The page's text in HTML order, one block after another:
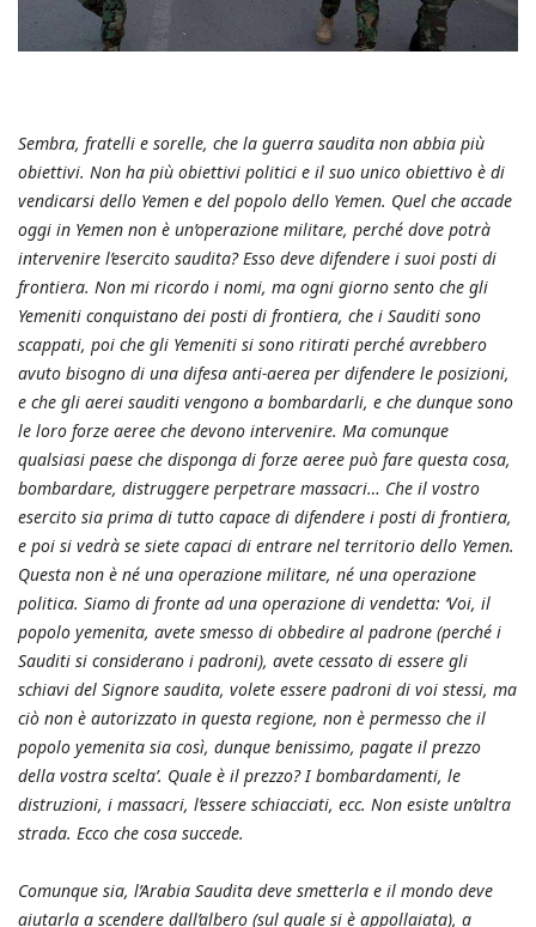
Sembra, fratelli e sorelle, che la guerra saudita non abbia più
obiettivi. Non ha più obiettivi politici e il suo unico obiettivo è di
vendicarsi dello Yemen e del popolo dello Yemen. Quel che accade
oggi in Yemen non è un’operazione militare, perché dove potrà
intervenire l’esercito saudita? Esso deve difendere i suoi posti di
frontiera. Non mi ricordo i nomi, ma ogni giorno sento che gli
Yemeniti conquistano dei posti di frontiera, che i Sauditi sono
scappati, poi che gli Yemeniti si sono ritirati perché avrebbero
avuto bisogno di una difesa anti-aerea per difendere le posizioni,
e che gli aerei sauditi vengono a bombardarli, e che dunque sono
le loro forze aeree che devono intervenire. Ma comunque
qualsiasi paese che disponga di forze aeree può fare questa cosa,
bombardare, distruggere perpetrare massacri… Che il vostro
esercito sia prima di tutto capace di difendere i posti di frontiera,
e poi si vedrà se siete capaci di entrare nel territorio dello Yemen.
Questa non è né una operazione militare, né una operazione
politica. Siamo di fronte ad una operazione di vendetta: ‘Voi, il
popolo yemenita, avete smesso di obbedire al padrone (perché i
Sauditi si considerano i padroni), avete cessato di essere gli
schiavi del Signore saudita, volete essere padroni di voi stessi, ma
ciò non è autorizzato in questa regione, non è permesso che il
popolo yemenita sia così, dunque benissimo, pagate il prezzo
della vostra scelta’. Quale è il prezzo? I bombardamenti, le
distruzioni, i massacri, l’essere schiacciati, ecc. Non esiste un’altra
strada. Ecco che cosa succede.
Comunque sia, l’Arabia Saudita deve smetterla e il mondo deve
aiutarla a scendere dall’albero (sul quale si è appollaiata), a